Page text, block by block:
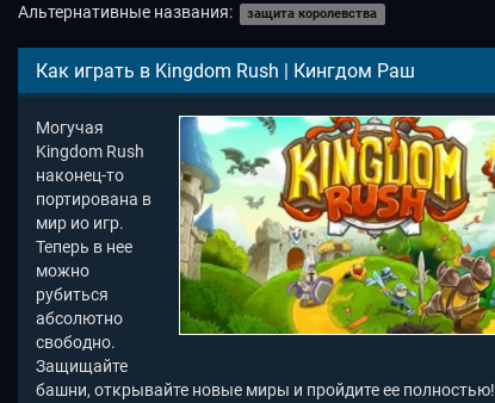
Альтернативные названия: защита королевства
Как играть в Kingdom Rush | Кингдом Раш
Могучая
Kingdom Rush
наконец-то
портирована в
мир ио игр.
Теперь в нее
можно
рубиться
абсолютно
свободно.
Защищайте
башни, открывайте новые миры и пройдите ее полностью!